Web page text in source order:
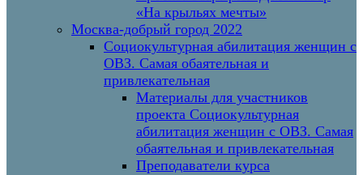
«На крыльях мечты»
Москва-добрый город 2022
Социокультурная абилитация женщин с
ОВЗ. Самая обаятельная и
привлекательная
Материалы для участников
проекта Социокультурная
абилитация женщин с ОВЗ. Самая
обаятельная и привлекательная
Преподаватели курса